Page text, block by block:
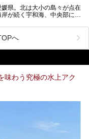
県。北は大小の島々が点在
が続く宇和海、中央部には
県です。
泉を筆頭に、多くの温泉が
富です。中には、中四国地
は、愛媛県の誇るスーパー
へ
味わう究極の水上アク